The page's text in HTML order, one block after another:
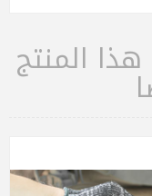
هذا المنتج